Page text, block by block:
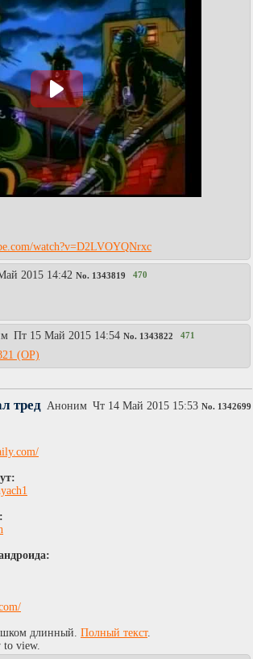
watch?v=D2LVOYQNrxc
2015 14:42 No. 1343819 470
Пт 15 Май 2015 14:54 No. 1343822 471
тред Аноним Чт 14 Май 2015 15:53 No. 1342699
длинный. Полный текст.
to view.